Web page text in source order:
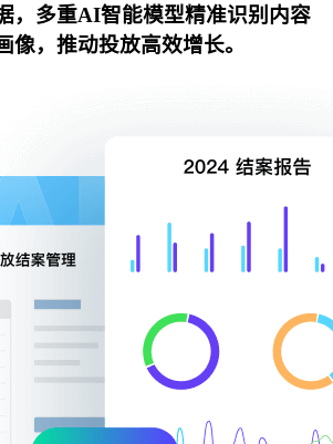
，多重AI智能模型精准识别内容
像，推动投放高效增长。